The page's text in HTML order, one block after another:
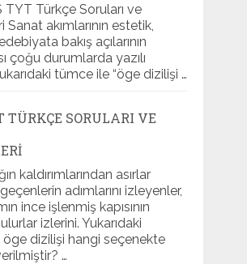
TYT Türkçe Soruları ve
Sanat akımlarının estetik,
bakış açılarının
çoğu durumlarda yazılı
tümce ile “öge dizilişi …
TÜRKÇE SORULARI VE
kaldırımlarından asırlar
adımlarını izleyenler,
ince işlenmiş kapısının
izlerini. Yukarıdaki
dizilişi hangi seçenekte
…